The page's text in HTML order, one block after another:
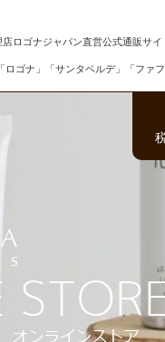
ロゴナジャパン直営公式通販サイ
ロゴナ」「サンタベルデ」「ファ